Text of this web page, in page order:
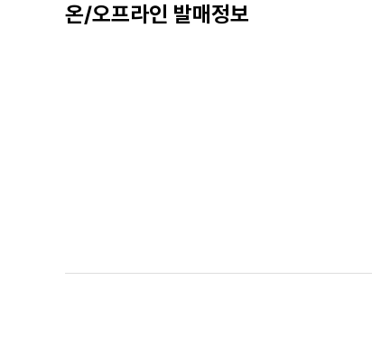
온/오프라인 발매정보